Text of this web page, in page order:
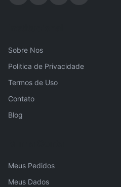
Sobre Nos
Politica de Privacidade
Termos de Uso
Contato
Blog
Meus Pedidos
Meus Dados